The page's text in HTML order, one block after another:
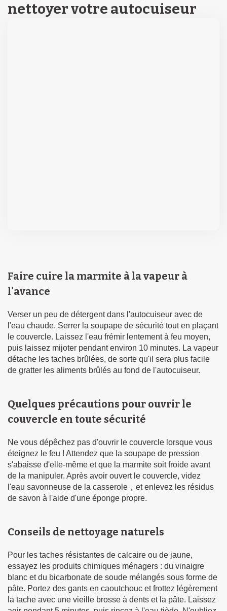
nettoyer votre autocuiseur
Faire cuire la marmite à la vapeur à
l'avance
Verser un peu de détergent dans l'autocuiseur avec de
l'eau chaude. Serrer la soupape de sécurité tout en plaçant
le couvercle. Laissez l'eau frémir lentement à feu moyen,
puis laissez mijoter pendant environ 10 minutes. La vapeur
détache les taches brûlées, de sorte qu'il sera plus facile
de gratter les aliments brûlés au fond de l'autocuiseur.
Quelques précautions pour ouvrir le
couvercle en toute sécurité
Ne vous dépêchez pas d'ouvrir le couvercle lorsque vous
éteignez le feu ! Attendez que la soupape de pression
s'abaisse d'elle-même et que la marmite soit froide avant
de la manipuler. Après avoir ouvert le couvercle, videz
l'eau savonneuse de la casserole，et enlevez les résidus
de savon à l'aide d'une éponge propre.
Conseils de nettoyage naturels
Pour les taches résistantes de calcaire ou de jaune,
essayez les produits chimiques ménagers : du vinaigre
blanc et du bicarbonate de soude mélangés sous forme de
pâte. Portez des gants en caoutchouc et frottez légèrement
la tache avec une vieille brosse à dents et la pâte. Laissez